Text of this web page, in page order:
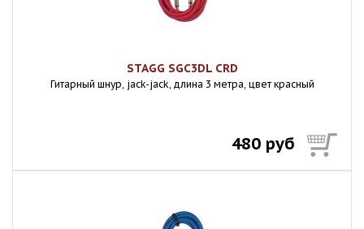
STAGG SGC3DL CRD
Гитарный шнур, jack-jack, длина 3 метра, цвет красный
480 руб